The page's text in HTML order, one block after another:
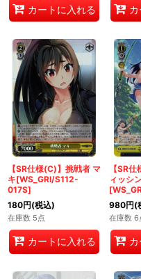
カートに入れる
【SR仕様(C)】挑戦者 マ
キ[WS_GRI/S112-
017S]
180円(税込)
在庫数 5点
カートに入れる
【SR
ィッシ
980円(
在庫数 6